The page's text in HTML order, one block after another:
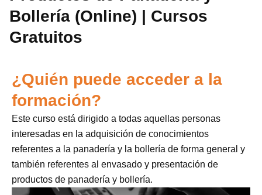
Bollería (Online) | Cursos
Gratuitos
¿Quién puede acceder a la
formación?
Este curso está dirigido a todas aquellas personas
interesadas en la adquisición de conocimientos
referentes a la panadería y la bollería de forma general y
también referentes al envasado y presentación de
productos de panadería y bollería.